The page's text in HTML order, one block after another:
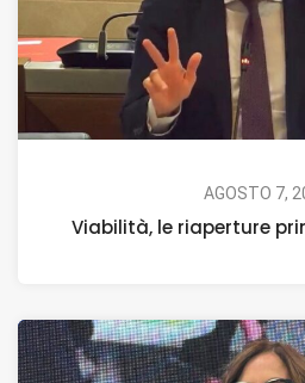
AGOSTO 7,
Viabilità, le riaperture